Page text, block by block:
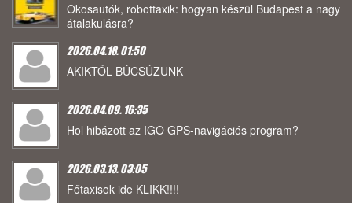
Okosautók, robottaxik: hogyan készül Budapest a nagy
átalakulásra?
2026.04.18. 01:50
AKIKTŐL BÚCSÚZUNK
2026.04.09. 16:35
Hol hibázott az IGO GPS-navigációs program?
2026.03.13. 03:05
Főtaxisok ide KLIKK!!!!